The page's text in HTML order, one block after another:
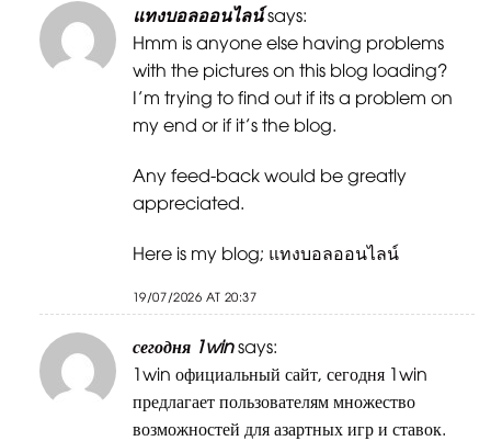
แทงบอลออนไลน์says:
Hmm is anyone else having problems
with the pictures on this blog loading?
I’m trying to find out if its a problem on
my end or if it’s the blog.
Any feed-back would be greatly
appreciated.
Here is my blog; แทงบอลออนไลน์
19/07/2026 AT 20:37
сегодня 1winsays:
1win официальный сайт, сегодня 1win
предлагает пользователям множество
возможностей для азартных игр и ставок.